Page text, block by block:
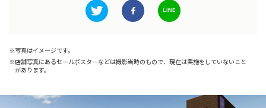
写真はイメージです。
店舗写真にあるセールポスターなどは撮影当時のもので、現在は実施をしていないこと
があります。